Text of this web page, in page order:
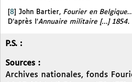
8 John Bartier, Fourier en
D’après l’Annuaire militaire […] 1854.
P.S. :
Sources :
Archives nationales, fonds